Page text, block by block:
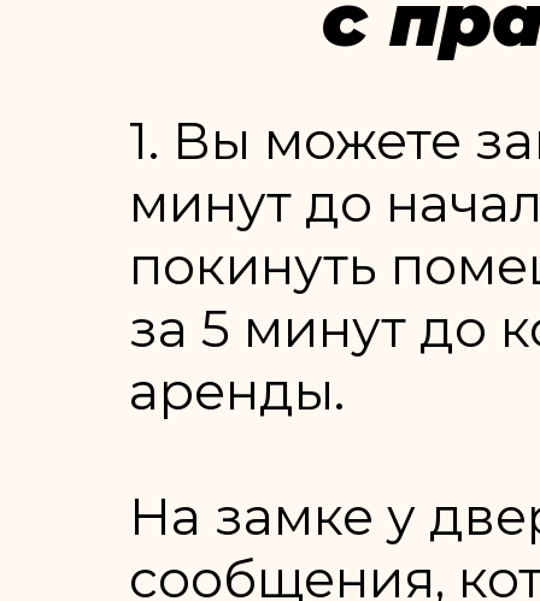
с
1. Вы можете
минут до
покинуть
за 5 минут до
аренды.
На замке у
сообщения,